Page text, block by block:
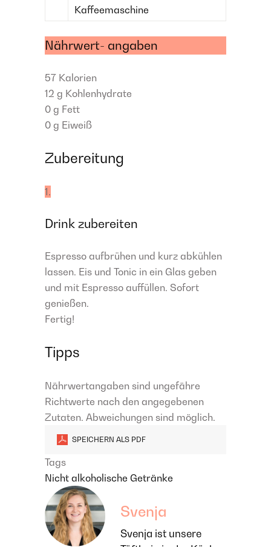
Kaffeemaschine
Nährwert- angaben
57 Kalorien
12 g Kohlenhydrate
0 g Fett
0 g Eiweiß
Zubereitung
1.
Drink zubereiten
Espresso aufbrühen und kurz abkühlen
lassen. Eis und Tonic in ein Glas geben
und mit Espresso auffüllen. Sofort
genießen.
Fertig!
Tipps
Nährwertangaben sind ungefähre
Richtwerte nach den angegebenen
Zutaten. Abweichungen sind möglich.
SPEICHERN ALS PDF
Tags
Nicht alkoholische Getränke
Svenja
Svenja ist unsere